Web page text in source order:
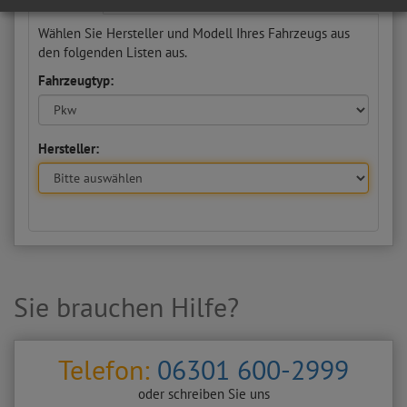
Wählen Sie Hersteller und Modell Ihres Fahrzeugs aus
den folgenden Listen aus.
Fahrzeugtyp:
Hersteller:
Sie brauchen Hilfe?
Telefon: 06301 600-2999
oder schreiben Sie uns